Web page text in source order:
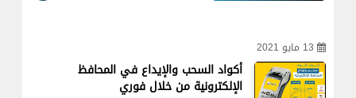
13 مايو 2021
أكواد السحب والإيداع في المحافظ
الإلكترونية من خلال فوري